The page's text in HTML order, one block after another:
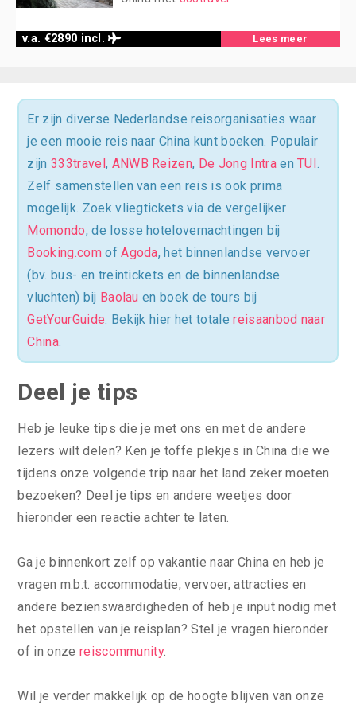
v.a. €2890 incl. Lees meer
Er zijn diverse Nederlandse reisorganisaties waar
je een mooie reis naar China kunt boeken. Populair
zijn333travel , ANWB Reizen, De Jong IntraenTUI.
Zelf samenstellen van een reis is ook prima
mogelijk. Zoek vliegtickets via de vergelijker
Momondo, de losse hotelovernachtingen bij
Booking.com ofAgoda, het binnenlandse vervoer
(bv. bus- en treintickets en de binnenlandse
vluchten) bij Baolau en boek de tours bij
GetYourGuide. Bekijk hier het totalereisaanbod naar
China.
Deel je tips
Heb je leuke tips die je met ons en met de andere
lezers wilt delen? Ken je toffe plekjes in China die we
tijdens onze volgende trip naar het land zeker moeten
bezoeken? Deel je tips en andere weetjes door
hieronder een reactie achter te laten.
Ga je binnenkort zelf op vakantie naar China en heb je
vragen m.b.t. accommodatie, vervoer, attracties en
andere bezienswaardigheden of heb je input nodig met
het opstellen van je reisplan? Stel je vragen hieronder
of in onze reiscommunity.
Wil je verder makkelijk op de hoogte blijven van onze